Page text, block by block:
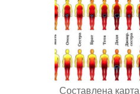
Составлена карта